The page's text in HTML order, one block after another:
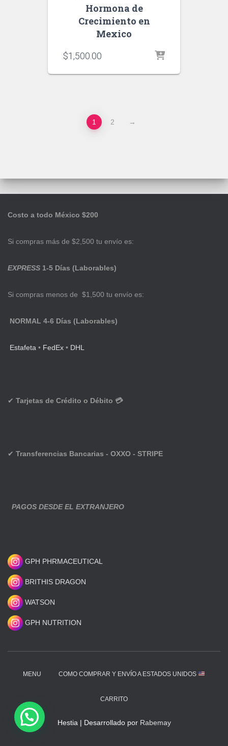
Hormona de
Crecimiento en
Mexico
$1,500.00
1 2 →
Costo a todo México $200
Si compras más de $2,500 tu envío es:
EXPRESS 1-5 Días (Laborables)
Si compras menos de $1,500 tu envío es:
NORMAL 4-6 Días (Laborables)
Estafeta • FedEx • DHL
✔ Tarjetas de Crédito o Débito 💳
✔ Transferencias Bancarias - OXXO - STRIPE
PAGOS DESDE EL EXTRANJERO
GPH PHRMACEUTICAL
BRITHIS DRAGON
WATSON
GPH NUTRITION
MENU COMO COMPRAR Y ENVÍO A ESTADOS UNIDOS
CARRITO
Hestia | Desarrollado por Rabemay